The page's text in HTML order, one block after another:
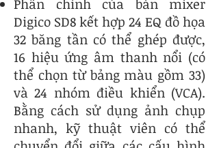
Phần chính của bàn mixer
Digico SD8 kết hợp 24 EQ đồ họa
32 băng tần có thể ghép được,
16 hiệu ứng âm thanh nổi (có
thể chọn từ bảng màu gồm 33)
và 24 nhóm điều khiển (VCA).
Bằng cách sử dụng ảnh chụp
nhanh, kỹ thuật viên có thể